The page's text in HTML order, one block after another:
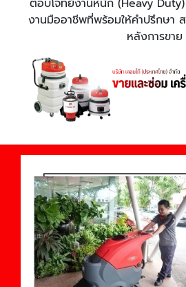
ตอบโจทย์งานหนัก (Heavy
งานมืออาชีพที่พร้อมให้คำปรึกษา
หลังการขาย